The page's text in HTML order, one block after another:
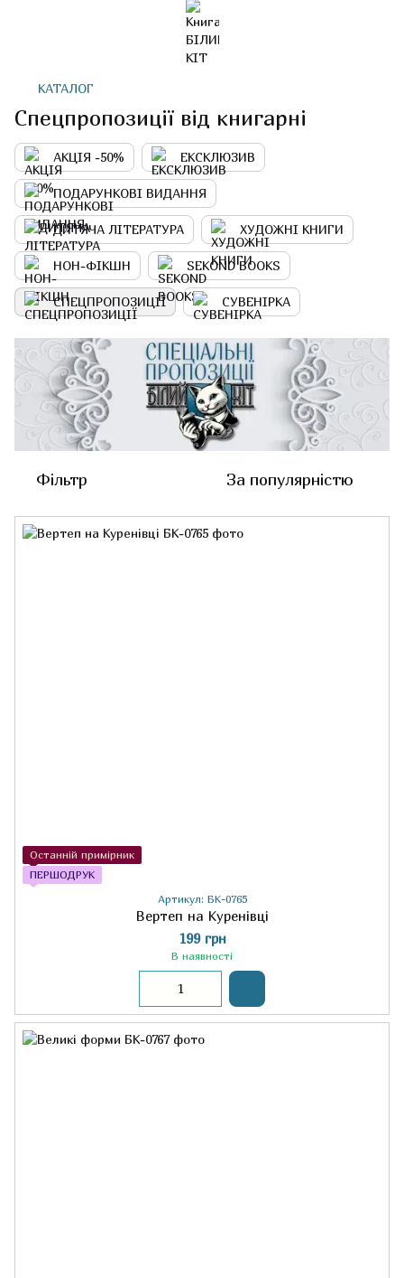
КАТАЛОГ
Спецпропозиції від книгарні
АКЦІЯ -50% ЕКСКЛЮЗИВ
ПОДАРУНКОВІ ВИДАННЯ
ДИТЯЧА ЛІТЕРАТУРА ХУДОЖНІ КНИГИ
НОН-ФІКШН SEKOND BOOKS
СПЕЦПРОПОЗИЦІЇ СУВЕНІРКА
Фільтр За популярністю
Останній примірник
ПЕРШОДРУК
Артикул: БК-0765
Вертеп на Куренівці
199 грн
В наявності